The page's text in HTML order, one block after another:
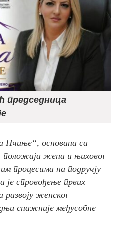
председница
основана са
положаја жена и њиховог
процесима на подручју
је спровођење првих
развоју женског
снажније међусобне